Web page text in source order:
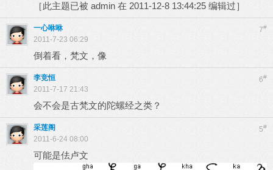
［此主题已被 admin 在 2011-12-8 13:44:25 编辑过］
7#
一心咻咻
2011-7-23 06:29
倒着看，梵文，像
6#
李竞恒
2011-7-17 21:43
会不会是古梵文的陀螺经之类？
5#
采莲阁
2011-6-24 08:00
可能是佉卢文